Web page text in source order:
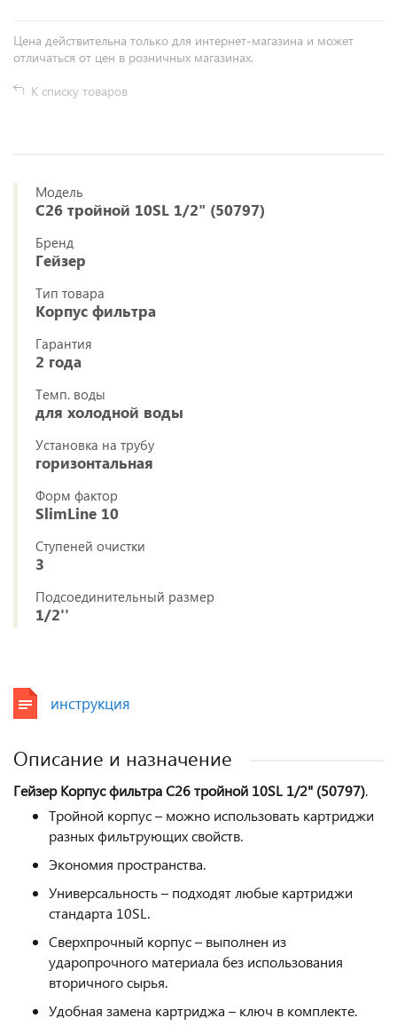
Цена действительна только для интернет-магазина и может
отличаться от цен в розничных магазинах.
К списку товаров
Модель
С26 тройной 10SL 1/2" (50797)
Бренд
Гейзер
Тип товара
Корпус фильтра
Гарантия
2 года
Темп. воды
для холодной воды
Установка на трубу
горизонтальная
Форм фактор
SlimLine 10
Ступеней очистки
3
Подсоединительный размер
1/2''
инструкция
Описание и назначение
Гейзер Корпус фильтра С26 тройной 10SL 1/2" (50797).
Тройной корпус – можно использовать картриджи
разных фильтрующих свойств.
Экономия пространства.
Универсальность – подходят любые картриджи
стандарта 10SL.
Сверхпрочный корпус – выполнен из
ударопрочного материала без использования
вторичного сырья.
Удобная замена картриджа – ключ в комплекте.